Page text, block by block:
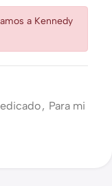
a Kennedy
, Para mi